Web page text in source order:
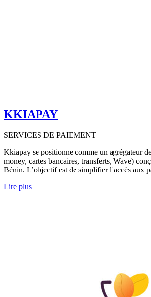
KKIAPAY
SERVICES DE PAIEMENT
Kkiapay se positionne comme un agrégateur
money, cartes bancaires, transferts, Wave)
Bénin. L’objectif est de simplifier l’accès aux
Lire plus